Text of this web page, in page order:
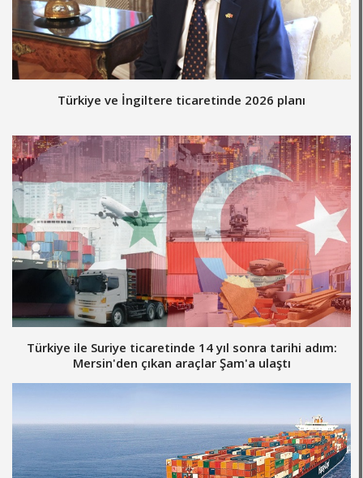
Türkiye ve İngiltere ticaretinde 2026 planı
Türkiye ile Suriye ticaretinde 14 yıl sonra tarihi adım:
Mersin'den çıkan araçlar Şam'a ulaştı